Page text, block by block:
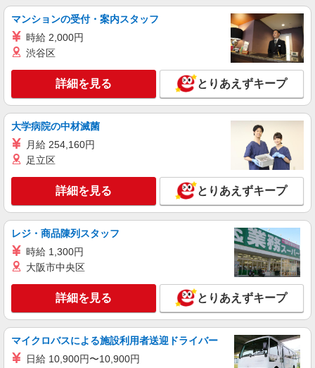
マンションの受付・案内スタッフ
時給 2,000円
渋谷区
詳細を見る とりあえずキープ
大学病院の中材滅菌
月給 254,160円
足立区
詳細を見る とりあえずキープ
レジ・商品陳列スタッフ
時給 1,300円
大阪市中央区
詳細を見る とりあえずキープ
マイクロバスによる施設利用者送迎ドライバー
日給 10,900円〜10,900円